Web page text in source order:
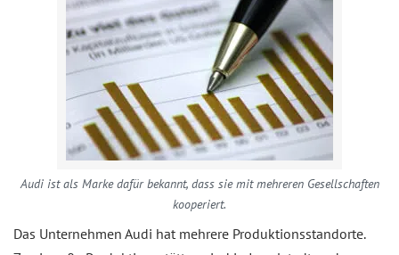
Audi ist als Marke dafür bekannt, dass sie mit mehreren Gesellschaften
kooperiert.
Das Unternehmen Audi hat mehrere Produktionsstandorte.